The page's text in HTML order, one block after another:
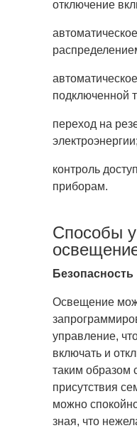
отключение
подключенной
переход на
электроэнергии;
контроль
приборам.
Способы
Безопасность
Освещение
управление,
включать и
таким образом
присутствия
можно
зная, что